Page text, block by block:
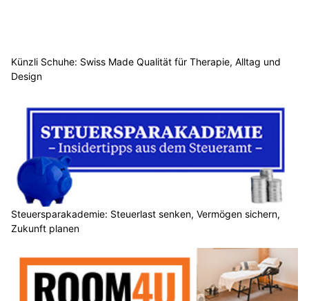
Künzli Schuhe: Swiss Made Qualität für Therapie, Alltag und
Design
Steuersparakademie: Steuerlast senken, Vermögen sichern,
Zukunft planen